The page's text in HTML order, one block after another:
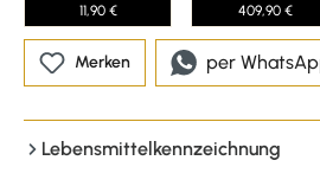
11,90 € 409,90 €
Merken per
Lebensmittelkennzeichnung